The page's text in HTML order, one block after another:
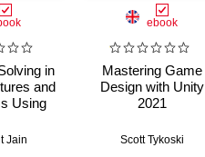
in
and
Using
Jain
ebook
Mastering Game
Design with Unity
2021
Scott Tykoski